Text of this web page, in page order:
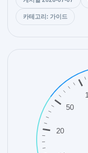
카테고리: 가이드